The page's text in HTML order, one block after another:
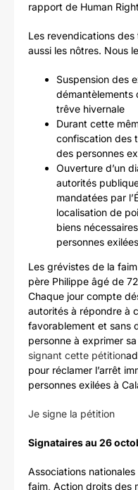
rapport de Human
Les revendications
aussi les nôtres. Nous
Suspension des
démantèlements
trêve hivernale
Durant cette
confiscation des
des personnes
Ouverture d’un
autorités
mandatées par
localisation de
biens
personnes
Les grévistes de la
père Philippe âgé de
Chaque jour compte
autorités à répondre à
favorablement et sans
personne à exprimer
signant cette pétition
pour réclamer l’arrêt
personnes exilées à
Je signe la pétition
Signataires au 26
Associations
faim, Action droits des